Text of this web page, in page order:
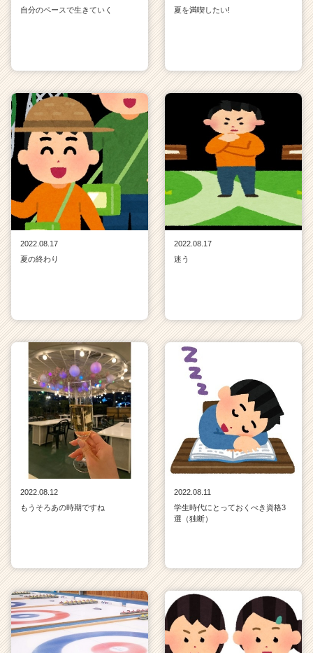
自分のペースで生きていく
夏を満喫したい!
2022.08.17
夏の終わり
2022.08.17
迷う
2022.08.12
もうそろあの時期ですね
2022.08.11
学生時代にとっておくべき資格3
選（独断）